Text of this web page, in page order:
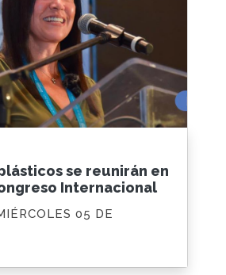
se reunirán en
Internacional
05 DE